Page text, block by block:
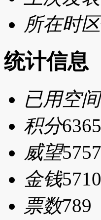
所在时区
统计信息
已用空间
积分
威望
金钱
票数789